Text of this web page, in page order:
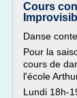
Cours
Danse
Pour la
cours de
l'école
Lundi 18h-